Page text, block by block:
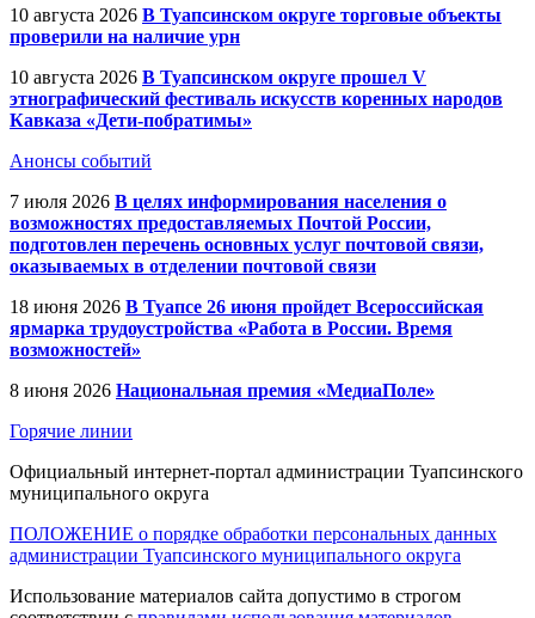
10 августа 2026 В Туапсинском округе торговые объекты
проверили на наличие урн
10 августа 2026 В Туапсинском округе прошел V
этнографический фестиваль искусств коренных народов
Кавказа «Дети-побратимы»
Анонсы событий
7 июля 2026 В целях информирования населения о
возможностях предоставляемых Почтой России,
подготовлен перечень основных услуг почтовой связи,
оказываемых в отделении почтовой связи
18 июня 2026 В Туапсе 26 июня пройдет Всероссийская
ярмарка трудоустройства «Работа в России. Время
возможностей»
8 июня 2026 Национальная премия «МедиаПоле»
Горячие линии
Официальный интернет-портал администрации Туапсинского
муниципального округа
ПОЛОЖЕНИЕ о порядке обработки персональных данных
администрации Туапсинского муниципального округа
Использование материалов сайта допустимо в строгом